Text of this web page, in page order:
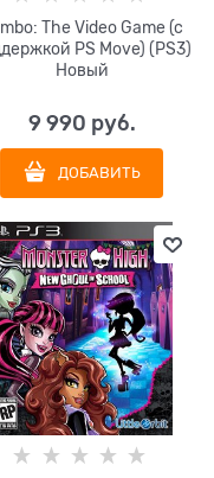
The Video Game (с
PS Move) (PS3)
Новый
9 990 руб.
ДОБАВИТЬ